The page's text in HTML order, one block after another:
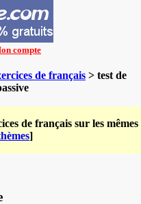
compte
de français > test de
de français sur les mêmes
]